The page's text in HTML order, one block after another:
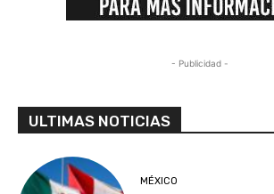
- Publicidad -
ULTIMAS NOTICIAS
MÉXICO